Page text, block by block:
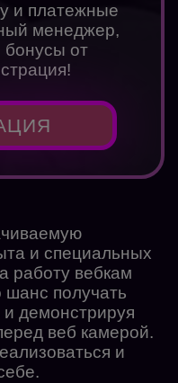
и платежные
менеджер,
бонусы от
и специальных
работу вебкам
получать
демонстрируя
веб камерой.
и